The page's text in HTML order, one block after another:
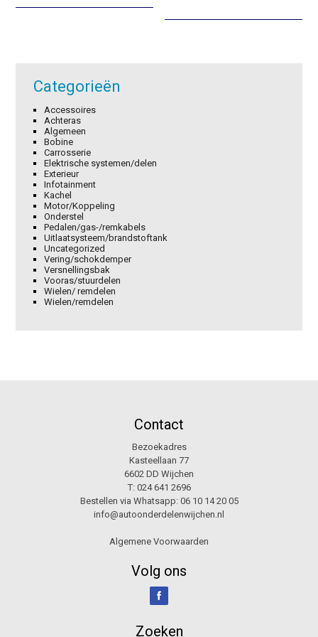
was:
is:
€103,75.€72,63.
Categorieën
Accessoires
Achteras
Algemeen
Bobine
Carrosserie
Elektrische systemen/delen
Exterieur
Infotainment
Kachel
Motor/Koppeling
Onderstel
Pedalen/gas-/remkabels
Uitlaatsysteem/brandstoftank
Uncategorized
Vering/schokdemper
Versnellingsbak
Vooras/stuurdelen
Wielen/ remdelen
Wielen/remdelen
Contact
Bezoekadres
Kasteellaan 77
6602 DD Wijchen
T: 024 641 2696
Bestellen via Whatsapp: 06 10 14 20 05
info@autoonderdelenwijchen.nl
Algemene Voorwaarden
Volg ons
Zoeken